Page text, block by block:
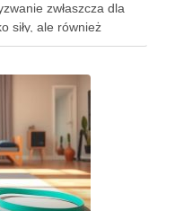
zwłaszcza dla
siły, ale również
wykonanie tej